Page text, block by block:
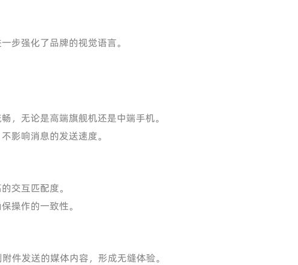
步强化了品牌的视觉语言。
，无论是高端旗舰机还是中端手机。
影响消息的发送速度。
交互匹配度。
操作的一致性。
件发送的媒体内容，形成无缝体验。